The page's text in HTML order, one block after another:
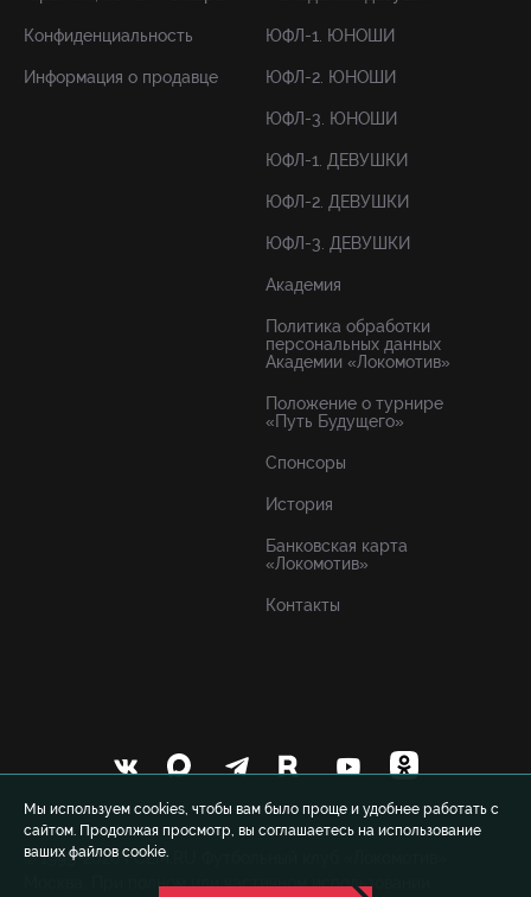
Мы используем cookies, чтобы вам было проще и удобнее работать с
сайтом. Продолжая просмотр, вы соглашаетесь на использование
ваших файлов cookie.
Конфиденциальность
Информация о продавце
ЮФЛ-1. ЮНОШИ
ЮФЛ-2. ЮНОШИ
ЮФЛ-3. ЮНОШИ
ЮФЛ-1. ДЕВУШКИ
ЮФЛ-2. ДЕВУШКИ
ЮФЛ-3. ДЕВУШКИ
Академия
Политика обработки
персональных данных
Академии «Локомотив»
Положение о турнире
«Путь Будущего»
Спонсоры
История
Банковская карта
«Локомотив»
Контакты
© 1999-2026 FCLM.RU Футбольный клуб «Локомотив»
Москва. При полном или частичном использовании